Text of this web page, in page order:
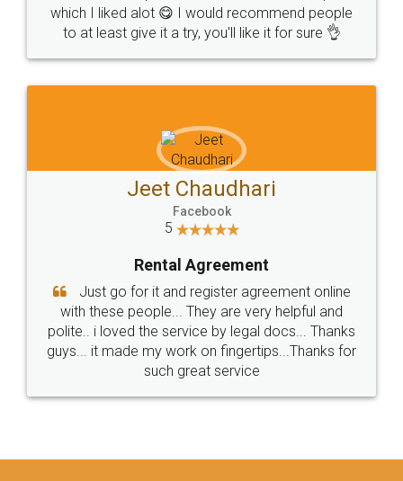
City : banglore
Experience : 15 years
Ravi Marriage Agent(freelancer)
City : banglore
Experience : 14 years
© 2022 - All Rights with legaldocs